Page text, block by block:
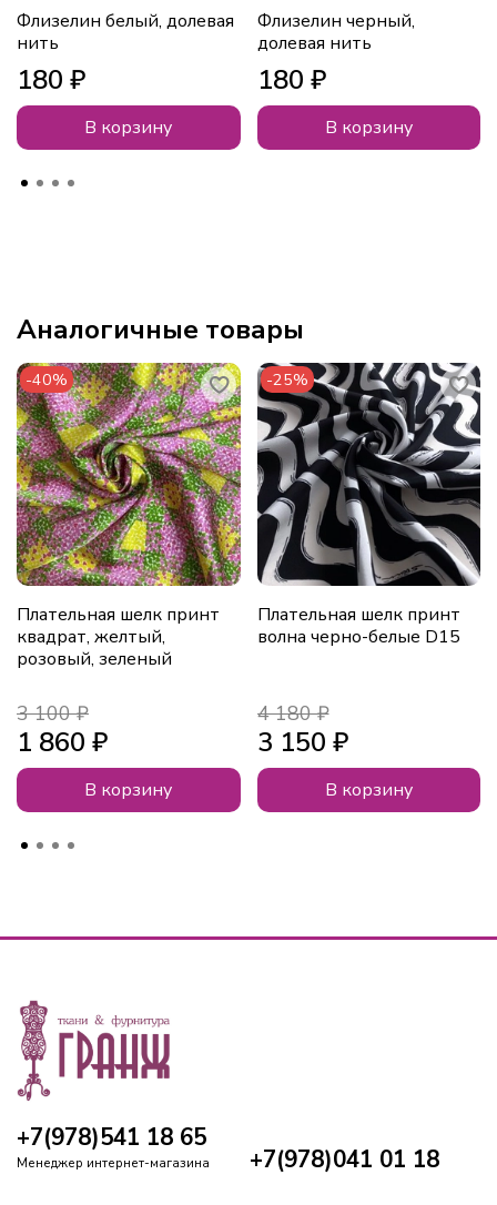
Флизелин белый, долевая
нить
180 ₽
В корзину
Флизелин черный,
долевая нить
180 ₽
В корзину
Аналогичные товары
-40%
Плательная шелк принт
квадрат, желтый,
розовый, зеленый
3 100 ₽
1 860 ₽
В корзину
-25%
Плательная шелк принт
волна черно-белые D15
4 180 ₽
3 150 ₽
В корзину
+7(978)541 18 65
Менеджер интернет-магазина +7(978)041 01 18